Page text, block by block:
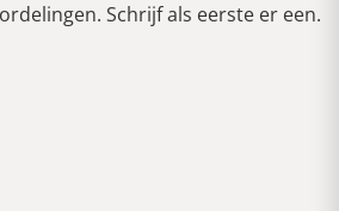
Schrijf als eerste er een.